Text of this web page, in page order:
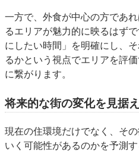
一方で、外食が中心の方であ
るエリアが魅力的に映るはず
にしたい時間」を明確にし、
るかという視点でエリアを評
に繋がります。
将来的な街の変化を見据
現在の住環境だけでなく、そ
いく可能性があるのかを予測